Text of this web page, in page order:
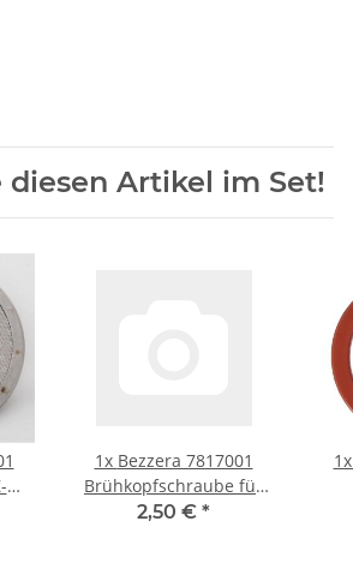
diesen Artikel im Set!
1x Bezzera 7817001
Brühkopfschraube für
Duschsieb für BZ-
2,50 € *